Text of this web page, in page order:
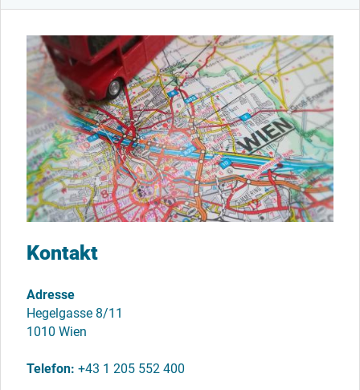
Kontakt
Adresse
Hegelgasse 8/11
1010 Wien
Telefon +43 1 205 552 400